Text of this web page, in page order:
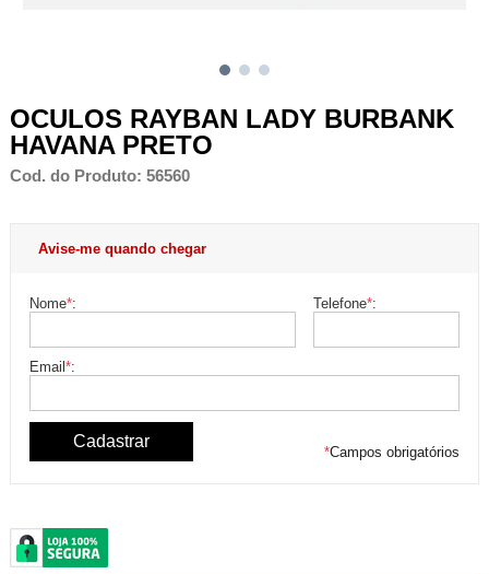
OCULOS RAYBAN LADY BURBANK
HAVANA PRETO
Cod. do Produto: 56560
Avise-me quando chegar
Nome*: Telefone*:
Email*:
*Campos obrigatórios